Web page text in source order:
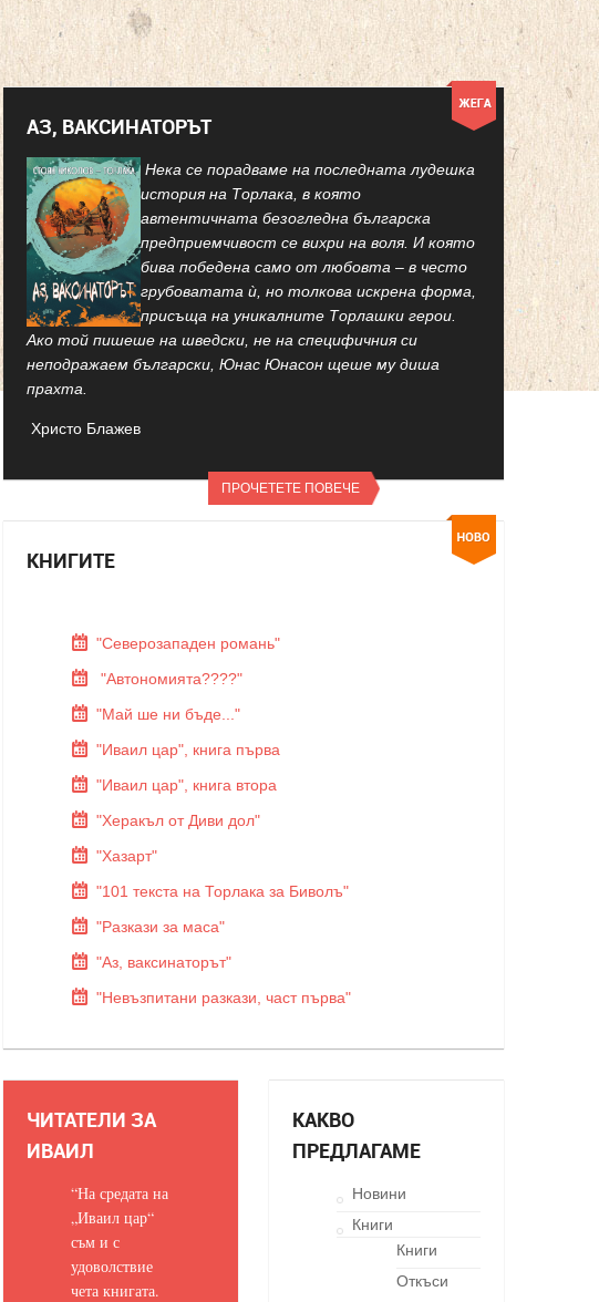
АЗ, ВАКСИНАТОРЪТ
Нека се порадваме на последната лудешка
история на Торлака, в която
автентичната безогледна българска
предприемчивост се вихри на воля. И която
бива победена само от любовта – в често
грубоватата ѝ, но толкова искрена форма,
присъща на уникалните Торлашки герои.
Ако той пишеше на шведски, не на специфичния си
неподражаем български, Юнас Юнасон щеше му диша
прахта.
Христо Блажев
ПРОЧЕТЕТЕ ПОВЕЧЕ
КНИГИТЕ
"Северозападен романь"
"Автономията????"
"Май ше ни бъде..."
"Иваил цар", книга първа
"Иваил цар", книга втора
"Херакъл от Диви дол"
"Хазарт"
"101 текста на Торлака за Биволъ"
"Разкази за маса"
"Аз, ваксинаторът"
"Невъзпитани разкази, част първа"
ЧИТАТЕЛИ ЗА
ИВАИЛ
“На средата на
„Иваил цар“
съм и с
удоволствие
чета книгата.
КАКВО
ПРЕДЛАГАМЕ
Новини
Книги
Книги
Откъси